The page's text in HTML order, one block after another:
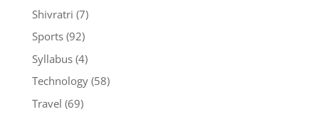
Shivratri (7)
Sports(92)
Syllabus(4)
Technology(58)
Travel (69)